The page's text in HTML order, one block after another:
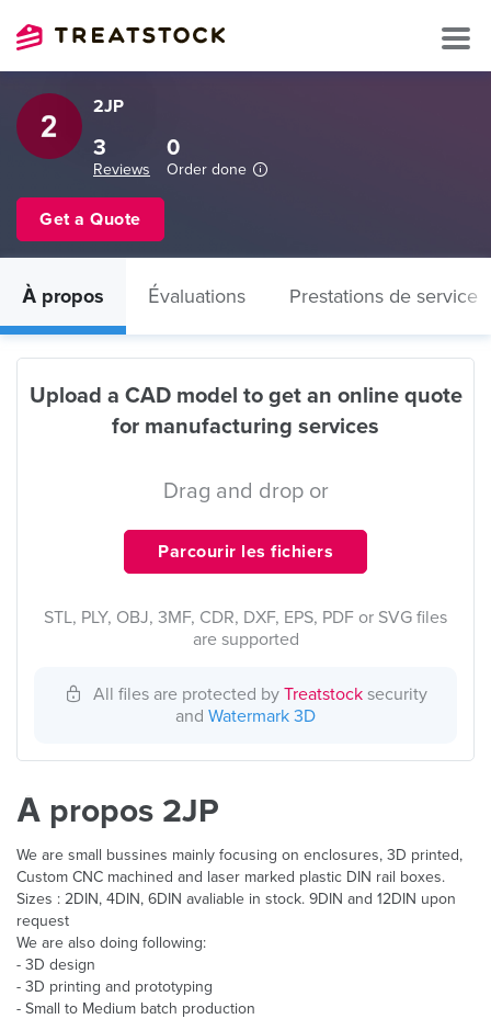
2JP
3
Reviews
0
Order done
Get a Quote
À propos Évaluations Prestations de service
Upload a CAD model to get an online quote
for manufacturing services
Drag and drop or
Parcourir les fichiers
STL, PLY, OBJ, 3MF, CDR, DXF, EPS, PDF or SVG files
are supported
All files are protected by Treatstocksecurity
and Watermark 3D
À propos 2JP
We are small bussines mainly focusing on enclosures, 3D printed,
Custom CNC machined and laser marked plastic DIN rail boxes.
Sizes : 2DIN, 4DIN, 6DIN avaliable in stock. 9DIN and 12DIN upon
request
We are also doing following:
- 3D design
- 3D printing and prototyping
- Small to Medium batch production